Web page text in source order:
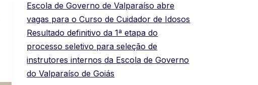
Escola de Governo de Valparaíso abre
vagas para o Curso de Cuidador de Idosos
Resultado definitivo da 1ª etapa do
processo seletivo para seleção de
instrutores internos da Escola de Governo
do Valparaíso de Goiás